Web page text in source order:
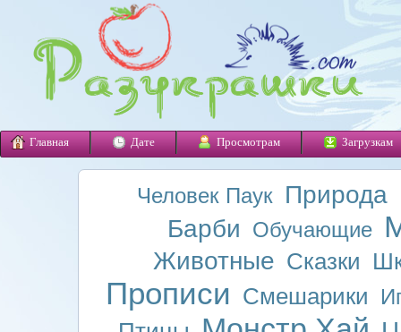
Главная Дате Просмотрам Загрузкам
Человек Паук Природа
Барби Обучающие
Животные Сказки
Прописи Смешарики